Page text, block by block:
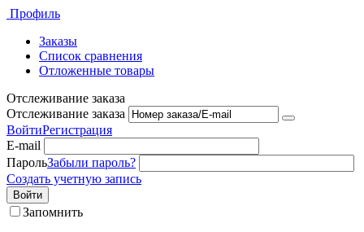
Профиль
Заказы
Список сравнения
Отложенные товары
Отслеживание заказа
Отслеживание заказа
ВойтиРегистрация
E-mail
ПарольЗабыли пароль?
Создать учетную запись
Войти
Запомнить